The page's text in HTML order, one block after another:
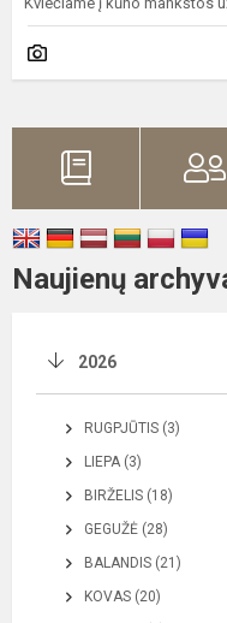
Naujienų
2026
RUGPJŪTIS (3)
LIEPA (3)
BIRŽELIS (18)
GEGUŽĖ (28)
BALANDIS (21)
KOVAS (20)